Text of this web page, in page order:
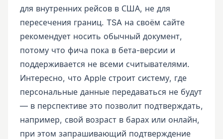
для внутренних рейсов в США, не для
пересечения границ. TSA на своём сайте
рекомендует носить обычный документ,
потому что фича пока в бета-версии и
поддерживается не всеми считывателями.
Интересно, что Apple строит систему, где
персональные данные передаваться не будут
— в перспективе это позволит подтверждать,
например, свой возраст в барах или онлайн,
при этом запрашивающий подтверждение